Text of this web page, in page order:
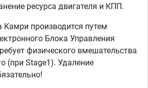
ресурса двигателя и КПП.
Камри производится путем
Блока Управления
физического вмешательства
(при Stage1). Удаление